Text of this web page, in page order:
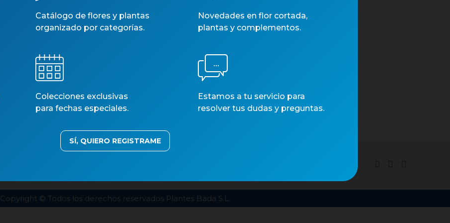
Copyright © Todos los derechos reservados Plantes Bada S.L.
Catálogo de flores y plantas
organizado por categorías.
Novedades en flor cortada,
plantas y complementos.
Colecciones exclusivas
para fechas especiales.
Estamos a tu servicio para
resolver tus dudas y preguntas.
SÍ, QUIERO REGISTRAME